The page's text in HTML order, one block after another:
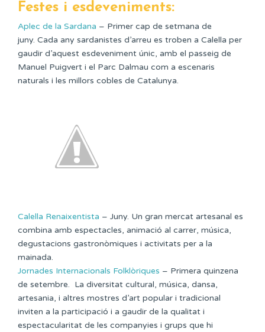
Festes i esdeveniments:
Aplec de la Sardana – Primer cap de setmana de
juny. Cada any sardanistes d’arreu es troben a Calella per
gaudir d’aquest esdeveniment únic, amb el passeig de
Manuel Puigvert i el Parc Dalmau com a escenaris
naturals i les millors cobles de Catalunya.
Calella Renaixentista – Juny. Un gran mercat artesanal es
combina amb espectacles, animació al carrer, música,
degustacions gastronòmiques i activitats per a la
mainada.
Jornades Internacionals Folklòriques – Primera quinzena
de setembre. La diversitat cultural, música, dansa,
artesania, i altres mostres d’art popular i tradicional
inviten a la participació i a gaudir de la qualitat i
espectacularitat de les companyies i grups que hi